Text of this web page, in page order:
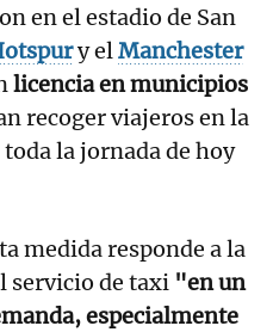
en el estadio de San
y elManchester
licencia en municipios
recoger viajeros en la
la jornada de hoy
medida responde a la
servicio de taxi "en un
especialmente